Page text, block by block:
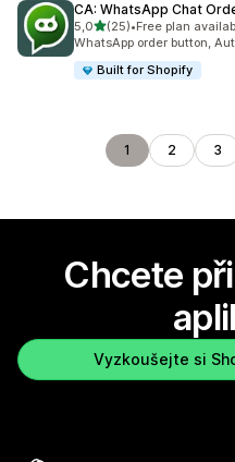
CA: WhatsApp Chat
5,0z 5 hvězd
(25)
Celkový počet recenzí: 25
•Free plan
WhatsApp order button,
Built for Shopify
1 2 3
Chcete
Vyzkoušejte si